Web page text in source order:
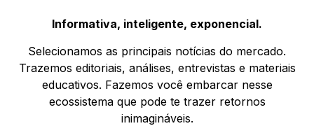
Informativa, inteligente, exponencial.
Selecionamos as principais notícias do mercado.
Trazemos editoriais, análises, entrevistas e materiais
educativos. Fazemos você embarcar nesse
ecossistema que pode te trazer retornos
inimagináveis.